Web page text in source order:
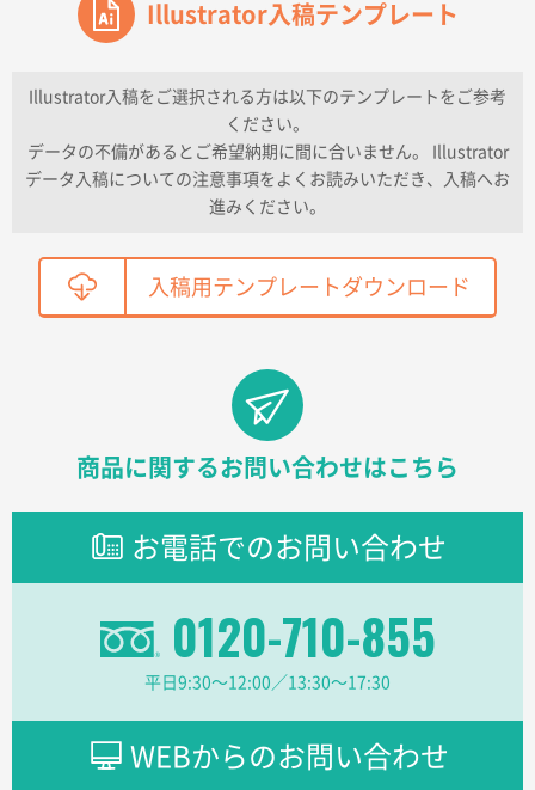
ワンポイントポリ袋 A4サイズ1000枚
2026年04月16日 11:41
ワンポイントポリ袋 A4サイズ300枚
2026年04月01日 16:32
こちらの需要にあったので
鳥取県T社様
【オーダー商品】特別ご注文ページ04
2150枚
ラミネート紙袋 規格S1サイズ(A5対応)
2026年03月26日 17:31
三重県S社様
スタンダードメモ100P500枚
2026年03月23日 11:22
希望の商品、値段であった。いぜん注文したことがあ
るため、
ECOワンポイントポリ袋 A4サイズ（白）500枚
Illustrator入稿テンプレート
Illustrator入稿をご選択される方は以下のテンプレートをご参考
ください。
データの不備があるとご希望納期に間に合いません。 Illustrator
データ入稿についての注意事項をよくお読みいただき、入稿へお
進みください。
入稿用テンプレートダウンロード
商品に関するお問い合わせはこちら
お電話でのお問い合わせ
0120-710-855
平日9:30〜12:00／13:30〜17:30
WEBからのお問い合わせ